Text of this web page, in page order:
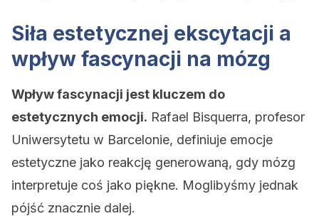
Siła estetycznej ekscytacji a
wpływ fascynacji na mózg
Wpływ fascynacji jest kluczem do
estetycznych emocji. Rafael Bisquerra, profesor
Uniwersytetu w Barcelonie, definiuje emocje
estetyczne jako reakcję generowaną, gdy mózg
interpretuje coś jako piękne. Moglibyśmy jednak
pójść znacznie dalej.